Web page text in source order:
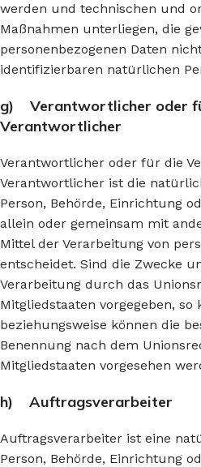
werden und technischen und
Maßnahmen unterliegen, die
personenbezogenen Daten
identifizierbaren natürlichen
g) Verantwortlicher oder
Verantwortlicher
Verantwortlicher oder für die
Verantwortlicher ist die
Person, Behörde, Einrichtung
allein oder gemeinsam mit
Mittel der Verarbeitung von
entscheidet. Sind die Zwecke
Verarbeitung durch das
Mitgliedstaaten vorgegeben,
beziehungsweise können die
Benennung nach dem
Mitgliedstaaten vorgesehen
h) Auftragsverarbeiter
Auftragsverarbeiter ist eine
Person, Behörde, Einrichtung